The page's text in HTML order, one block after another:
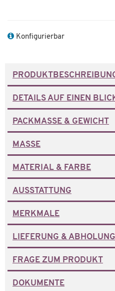
Konfigurierbar
DETAILS AUF EINEN
PACKMASSE & GEWICHT
MASSE
MATERIAL & FARBE
AUSSTATTUNG
MERKMALE
LIEFERUNG & ABHOLUNG
FRAGE ZUM PRODUKT
DOKUMENTE